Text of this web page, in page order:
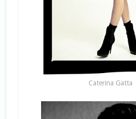
Caterina Gatta